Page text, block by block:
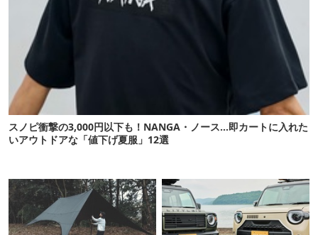
スノピ衝撃の3,000円以下も！NANGA・ノース…即カートに入れた
いアウトドアな「値下げ夏服」12選